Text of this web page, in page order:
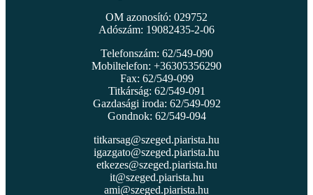
OM azonosító: 029752
Adószám: 19082435-2-06
Telefonszám: 62/549-090
Mobiltelefon: +36305356290
Fax: 62/549-099
Titkárság: 62/549-091
Gazdasági iroda: 62/549-092
Gondnok: 62/549-094
titkarsag@szeged.piarista.hu
igazgato@szeged.piarista.hu
etkezes@szeged.piarista.hu
it@szeged.piarista.hu
ami@szeged.piarista.hu